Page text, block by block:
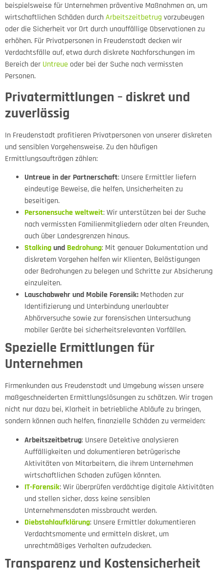
beispielsweise für Unternehmen präventive Maßnahmen an, um
wirtschaftlichen Schäden durchArbeitszeitbetrug vorzubeugen
oder die Sicherheit vor Ort durch unauffällige Observationen zu
erhöhen. Für Privatpersonen in Freudenstadt decken wir
Verdachtsfälle auf, etwa durch diskrete Nachforschungen im
Bereich der Untreue oder bei der Suche nach vermissten
Personen.
Privatermittlungen – diskret und
zuverlässig
In Freudenstadt profitieren Privatpersonen von unserer diskreten
und sensiblen Vorgehensweise. Zu den häufigen
Ermittlungsaufträgen zählen:
Untreue in der Partnerschaft: Unsere Ermittler liefern
eindeutige Beweise, die helfen, Unsicherheiten zu
beseitigen.
Personensuche weltweit: Wir unterstützen bei der Suche
nach vermissten Familienmitgliedern oder alten Freunden,
auch über Landesgrenzen hinaus.
Stalkingund Bedrohung: Mit genauer Dokumentation und
diskretem Vorgehen helfen wir Klienten, Belästigungen
oder Bedrohungen zu belegen und Schritte zur Absicherung
einzuleiten.
Lauschabwehr und Mobile Forensik: Methoden zur
Identifizierung und Unterbindung unerlaubter
Abhörversuche sowie zur forensischen Untersuchung
mobiler Geräte bei sicherheitsrelevanten Vorfällen.
Spezielle Ermittlungen für
Unternehmen
Firmenkunden aus Freudenstadt und Umgebung wissen unsere
maßgeschneiderten Ermittlungslösungen zu schätzen. Wir tragen
nicht nur dazu bei, Klarheit in betriebliche Abläufe zu bringen,
sondern können auch helfen, finanzielle Schäden zu vermeiden:
Arbeitszeitbetrug: Unsere Detektive analysieren
Auffälligkeiten und dokumentieren betrügerische
Aktivitäten von Mitarbeitern, die ihrem Unternehmen
wirtschaftlichen Schaden zufügen könnten.
IT-Forensik: Wir überprüfen verdächtige digitale Aktivitäten
und stellen sicher, dass keine sensiblen
Unternehmensdaten missbraucht werden.
Diebstahlaufklärung: Unsere Ermittler dokumentieren
Verdachtsmomente und ermitteln diskret, um
unrechtmäßiges Verhalten aufzudecken.
Transparenz und Kostensicherheit